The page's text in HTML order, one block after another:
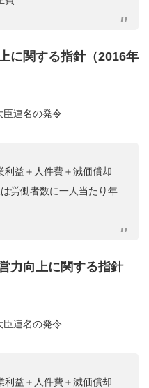
に関する指針（2016年
臣連名の発令
利益＋人件費＋減価償却
労働者数に一人当たり年
力向上に関する指針
臣連名の発令
利益＋人件費＋減価償却